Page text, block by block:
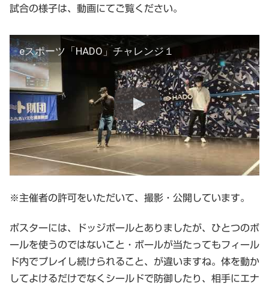
試合の様子は、動画にてご覧ください。
eスポーツ「HADO」チャレンジ１
※主催者の許可をいただいて、撮影・公開しています。
ポスターには、ドッジボールとありましたが、ひとつのボ
ールを使うのではないこと・ボールが当たってもフィール
ド内でプレイし続けられること、が違いますね。体を動か
してよけるだけでなくシールドで防御したり、相手にエナ